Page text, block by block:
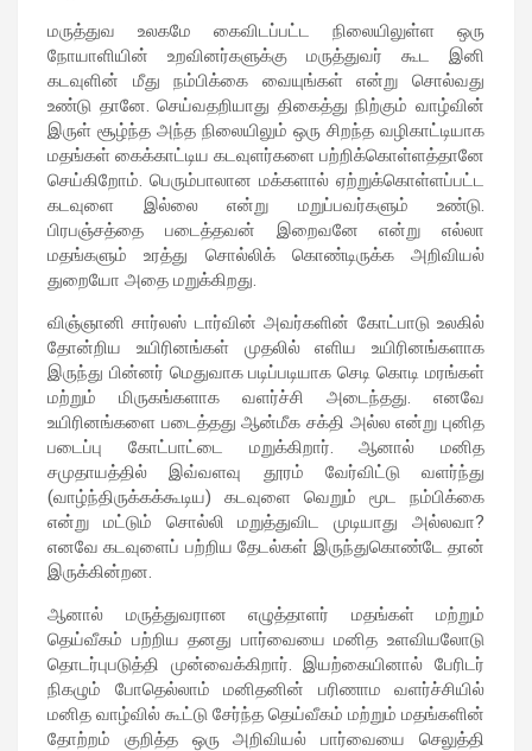
மருத்துவ உலகமே கைவிடப்பட்ட நிலையிலுள்ள ஒரு
நோயாளியின் உறவினர்களுக்கு மருத்துவர் கூட இனி
கடவுளின் மீது நம்பிக்கை வையுங்கள் என்று சொல்வது
உண்டு தானே. செய்வதறியாது திகைத்து நிற்கும் வாழ்வின்
இருள் சூழ்ந்த அந்த நிலையிலும் ஒரு சிறந்த வழிகாட்டியாக
மதங்கள் கைக்காட்டிய கடவுளர்களை பற்றிக்கொள்ளத்தானே
செய்கிறோம். பெரும்பாலான மக்களால் ஏற்றுக்கொள்ளப்பட்ட
கடவுளை இல்லை என்று மறுப்பவர்களும் உண்டு.
பிரபஞ்சத்தை படைத்தவன் இறைவனே என்று எல்லா
மதங்களும் உரத்து சொல்லிக் கொண்டிருக்க அறிவியல்
துறையோ அதை மறுக்கிறது.
விஞ்ஞானி சார்லஸ் டார்வின் அவர்களின் கோட்பாடு உலகில்
தோன்றிய உயிரினங்கள் முதலில் எளிய உயிரினங்களாக
இருந்து பின்னர் மெதுவாக படிப்படியாக செடி கொடி மரங்கள்
மற்றும் மிருகங்களாக வளர்ச்சி அடைந்தது. எனவே
உயிரினங்களை படைத்தது ஆன்மீக சக்தி அல்ல என்று புனித
படைப்பு கோட்பாட்டை மறுக்கிறார். ஆனால் மனித
சமுதாயத்தில் இவ்வளவு தூரம் வேர்விட்டு வளர்ந்து
(வாழ்ந்திருக்கக்கூடிய) கடவுளை வெறும் மூட நம்பிக்கை
என்று மட்டும் சொல்லி மறுத்துவிட முடியாது அல்லவா?
எனவே கடவுளைப் பற்றிய தேடல்கள் இருந்துகொண்டே தான்
இருக்கின்றன.
ஆனால் மருத்துவரான எழுத்தாளர் மதங்கள் மற்றும்
தெய்வீகம் பற்றிய தனது பார்வையை மனித உளவியலோடு
தொடர்புபடுத்தி முன்வைக்கிறார். இயற்கையினால் பேரிடர்
நிகழும் போதெல்லாம் மனிதனின் பரிணாம வளர்ச்சியில்
மனித வாழ்வில் கூட்டு சேர்ந்த தெய்வீகம் மற்றும் மதங்களின்
தோற்றம் குறித்த ஒரு அறிவியல் பார்வையை செலுத்தி